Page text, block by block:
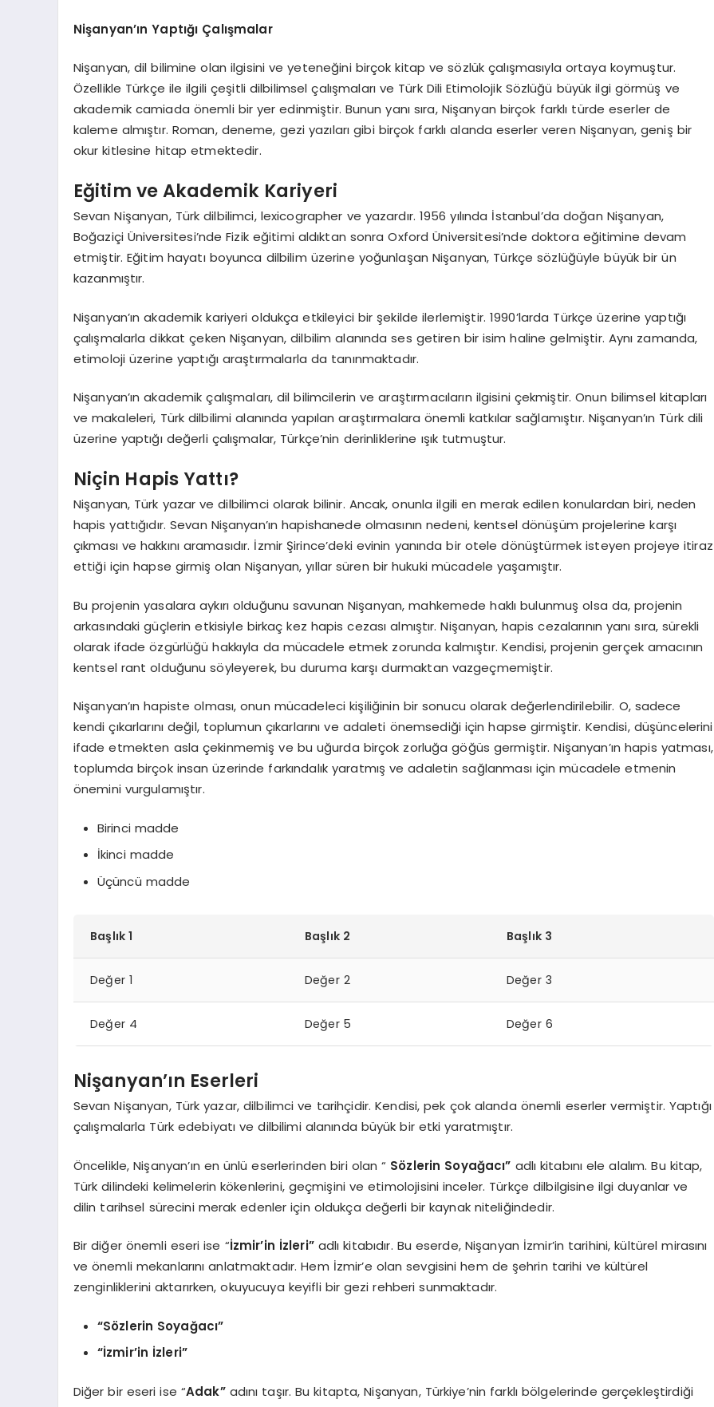
Nişanyan’ın Yaptığı Çalışmalar
Nişanyan, dil bilimine olan ilgisini ve yeteneğini birçok kitap ve sözlük çalışmasıyla ortaya koymuştur.
Özellikle Türkçe ile ilgili çeşitli dilbilimsel çalışmaları ve Türk Dili Etimolojik Sözlüğü büyük ilgi görmüş ve
akademik camiada önemli bir yer edinmiştir. Bunun yanı sıra, Nişanyan birçok farklı türde eserler de
kaleme almıştır. Roman, deneme, gezi yazıları gibi birçok farklı alanda eserler veren Nişanyan, geniş bir
okur kitlesine hitap etmektedir.
Eğitim ve Akademik Kariyeri
Sevan Nişanyan, Türk dilbilimci, lexicographer ve yazardır. 1956 yılında İstanbul’da doğan Nişanyan,
Boğaziçi Üniversitesi’nde Fizik eğitimi aldıktan sonra Oxford Üniversitesi’nde doktora eğitimine devam
etmiştir. Eğitim hayatı boyunca dilbilim üzerine yoğunlaşan Nişanyan, Türkçe sözlüğüyle büyük bir ün
kazanmıştır.
Nişanyan’ın akademik kariyeri oldukça etkileyici bir şekilde ilerlemiştir. 1990’larda Türkçe üzerine yaptığı
çalışmalarla dikkat çeken Nişanyan, dilbilim alanında ses getiren bir isim haline gelmiştir. Aynı zamanda,
etimoloji üzerine yaptığı araştırmalarla da tanınmaktadır.
Nişanyan’ın akademik çalışmaları, dil bilimcilerin ve araştırmacıların ilgisini çekmiştir. Onun bilimsel kitapları
ve makaleleri, Türk dilbilimi alanında yapılan araştırmalara önemli katkılar sağlamıştır. Nişanyan’ın Türk dili
üzerine yaptığı değerli çalışmalar, Türkçe’nin derinliklerine ışık tutmuştur.
Niçin Hapis Yattı?
Nişanyan, Türk yazar ve dilbilimci olarak bilinir. Ancak, onunla ilgili en merak edilen konulardan biri, neden
hapis yattığıdır. Sevan Nişanyan’ın hapishanede olmasının nedeni, kentsel dönüşüm projelerine karşı
çıkması ve hakkını aramasıdır. İzmir Şirince’deki evinin yanında bir otele dönüştürmek isteyen projeye itiraz
ettiği için hapse girmiş olan Nişanyan, yıllar süren bir hukuki mücadele yaşamıştır.
Bu projenin yasalara aykırı olduğunu savunan Nişanyan, mahkemede haklı bulunmuş olsa da, projenin
arkasındaki güçlerin etkisiyle birkaç kez hapis cezası almıştır. Nişanyan, hapis cezalarının yanı sıra, sürekli
olarak ifade özgürlüğü hakkıyla da mücadele etmek zorunda kalmıştır. Kendisi, projenin gerçek amacının
kentsel rant olduğunu söyleyerek, bu duruma karşı durmaktan vazgeçmemiştir.
Nişanyan’ın hapiste olması, onun mücadeleci kişiliğinin bir sonucu olarak değerlendirilebilir. O, sadece
kendi çıkarlarını değil, toplumun çıkarlarını ve adaleti önemsediği için hapse girmiştir. Kendisi, düşüncelerini
ifade etmekten asla çekinmemiş ve bu uğurda birçok zorluğa göğüs germiştir. Nişanyan’ın hapis yatması,
toplumda birçok insan üzerinde farkındalık yaratmış ve adaletin sağlanması için mücadele etmenin
önemini vurgulamıştır.
Birinci madde
İkinci madde
Üçüncü madde
Başlık 1 Başlık 2 Başlık 3
Değer 1 Değer 2 Değer 3
Değer 4 Değer 5 Değer 6
Nişanyan’ın Eserleri
Sevan Nişanyan, Türk yazar, dilbilimci ve tarihçidir. Kendisi, pek çok alanda önemli eserler vermiştir. Yaptığı
çalışmalarla Türk edebiyatı ve dilbilimi alanında büyük bir etki yaratmıştır.
Öncelikle, Nişanyan’ın en ünlü eserlerinden biri olan “ Sözlerin Soyağacı” adlı kitabını ele alalım. Bu kitap,
Türk dilindeki kelimelerin kökenlerini, geçmişini ve etimolojisini inceler. Türkçe dilbilgisine ilgi duyanlar ve
dilin tarihsel sürecini merak edenler için oldukça değerli bir kaynak niteliğindedir.
Bir diğer önemli eseri ise “İzmir’in İzleri”adlı kitabıdır. Bu eserde, Nişanyan İzmir’in tarihini, kültürel mirasını
ve önemli mekanlarını anlatmaktadır. Hem İzmir’e olan sevgisini hem de şehrin tarihi ve kültürel
zenginliklerini aktarırken, okuyucuya keyifli bir gezi rehberi sunmaktadır.
“Sözlerin Soyağacı”
“İzmir’in İzleri”
Diğer bir eseri ise “Adak”adını taşır. Bu kitapta, Nişanyan, Türkiye’nin farklı bölgelerinde gerçekleştirdiği